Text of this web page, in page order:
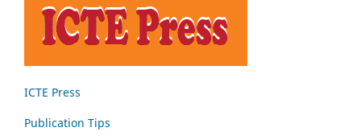
ICTE Press
Publication Tips